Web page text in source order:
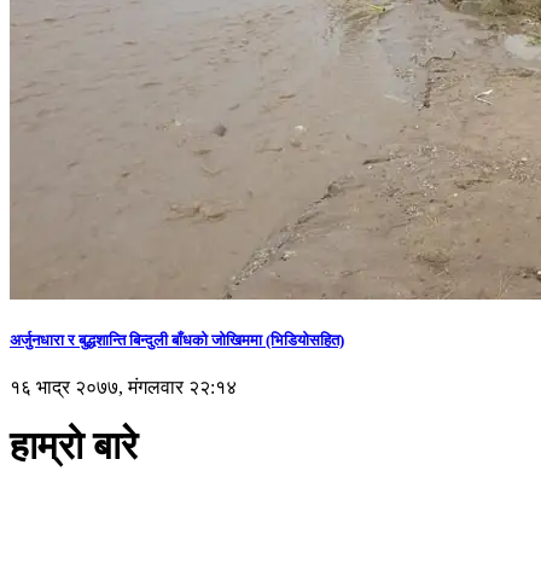
अर्जुनधारा र बुद्धशान्ति बिन्दुली बाँधको जोखिममा (भिडियाेसहित)
१६ भाद्र २०७७, मंगलवार २२:१४
हाम्रो बारे